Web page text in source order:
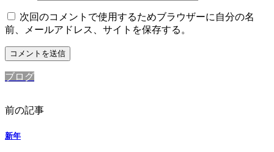
次回のコメントで使用するためブラウザーに自分の名
前、メールアドレス、サイトを保存する。
ブログ
前の記事
新年